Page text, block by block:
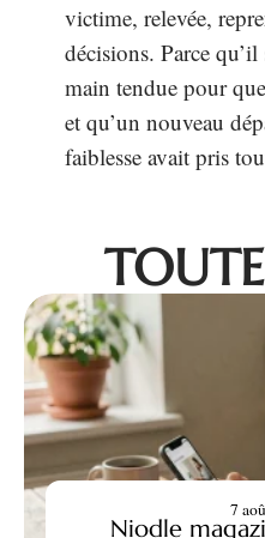
victime, relevée,
décisions. Parce
main tendue pour
et qu’un nouveau
faiblesse avait pris
Niodle
7